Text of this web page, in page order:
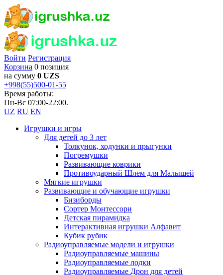
Войти Регистрация
Корзина 0 позиция
на сумму 0 UZS
+998(55)500-01-55
Время работы:
Пн-Вс 07:00-22:00.
UZ RU EN
Игрушки и игры
Для детей до 3 лет
Толкунок, ходунки и прыгунки
Погремушки
Развивающие коврики
Противоударный Шлем для Малышей
Мягкие игрушки
Развивающие и обучающие игрушки
Бизиборды
Сортер Монтессори
Детская пирамидка
Интерактивная игрушки Алфавит
Кубик рубик
Радиоуправляемые модели и игрушки
Радиоуправляемые машины
Радиоуправляемые лодки
Радиоуправляемые Дрон для детей